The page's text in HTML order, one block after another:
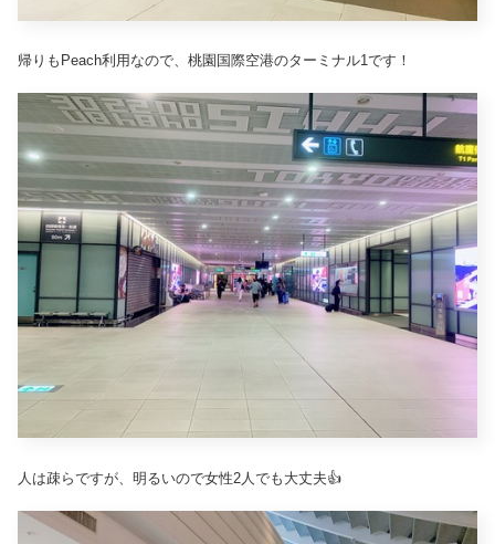
帰りもPeach利用なので、桃園国際空港のターミナル1です！
人は疎らですが、明るいので女性2人でも大丈夫👍